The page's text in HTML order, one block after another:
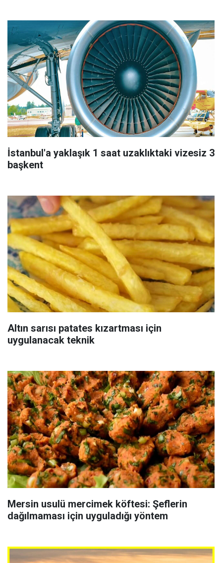
İstanbul'a yaklaşık 1 saat uzaklıktaki vizesiz 3
başkent
Altın sarısı patates kızartması için
uygulanacak teknik
Mersin usulü mercimek köftesi: Şeflerin
dağılmaması için uyguladığı yöntem